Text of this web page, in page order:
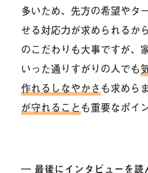
多いため、先方の希望やタ
せる対応力が求められるか
のこだわりも大事ですが、
いった通りすがりの人でも
作れるしなやかさも求めら
が守れることも重要なポイ
― 最後にインタビューを読